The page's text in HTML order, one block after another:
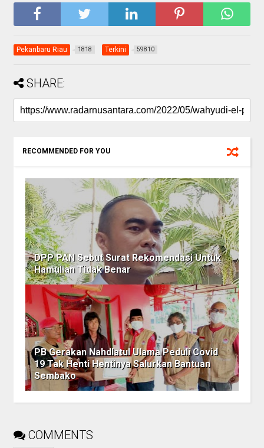
Pekanbaru Riau 1818 Terkini 59810
SHARE:
RECOMMENDED FOR YOU
DPP PAN Sebut Surat Rekomendasi Untuk
Hamulian Tidak Benar
PB Gerakan Nahdlatul Ulama Peduli Covid
19 Tak Henti Hentinya Salurkan Bantuan
Sembako
COMMENTS